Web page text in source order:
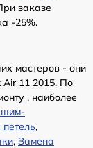
заказе
-25%.
мастеров - они
Air 11 2015. По
, наиболее
,
, Замена